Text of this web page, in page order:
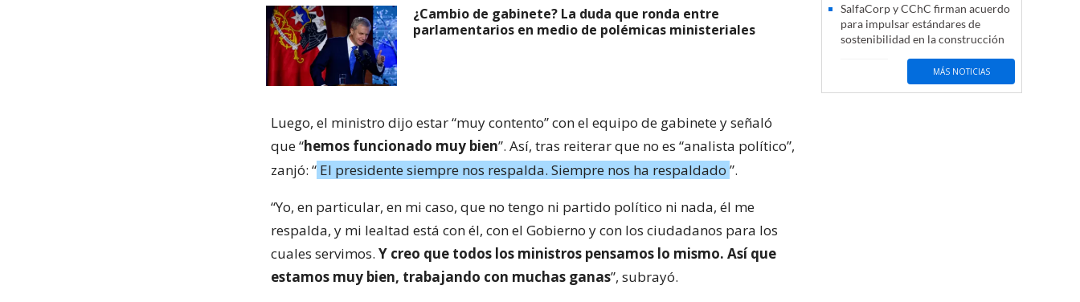
¿Cambio de gabinete? La duda que ronda entre
parlamentarios en medio de polémicas ministeriales
Luego, el ministro dijo estar “muy contento” con el equipo de gabinete y señaló
que “hemos funcionado muy bien”. Así, tras reiterar que no es “analista político”,
zanjó: “ El presidente siempre nos respalda. Siempre nos ha respaldado ”.
“Yo, en particular, en mi caso, que no tengo ni partido político ni nada, él me
respalda, y mi lealtad está con él, con el Gobierno y con los ciudadanos para los
cuales servimos. Y creo que todos los ministros pensamos lo mismo. Así que
estamos muy bien, trabajando con muchas ganas”, subrayó.
SalfaCorp y CChC firman acuerdo
para impulsar estándares de
sostenibilidad en la construcción
MÁS NOTICIAS